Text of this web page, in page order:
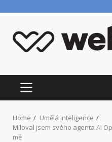
content
PRIMARY
MENU
Home
Umělá inteligence
Miloval jsem svého agenta AI
mě